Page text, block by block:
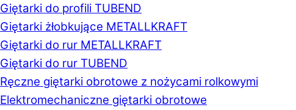
Giętarki do profili TUBEND
Giętarki żłobkujące METALLKRAFT
Giętarki do rur METALLKRAFT
Giętarki do rur TUBEND
Ręczne giętarki obrotowe z nożycami rolkowymi
Elektromechaniczne giętarki obrotowe